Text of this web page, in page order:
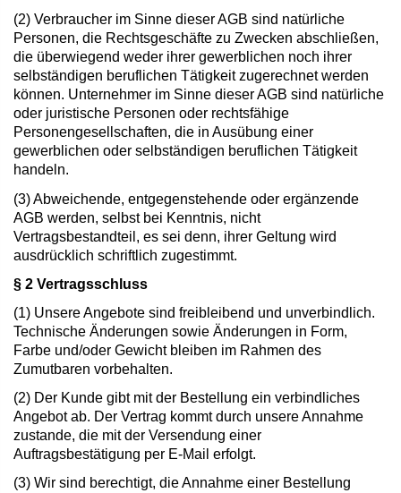
(2) Verbraucher im Sinne dieser AGB sind natürliche
Personen, die Rechtsgeschäfte zu Zwecken abschließen,
die überwiegend weder ihrer gewerblichen noch ihrer
selbständigen beruflichen Tätigkeit zugerechnet werden
können. Unternehmer im Sinne dieser AGB sind natürliche
oder juristische Personen oder rechtsfähige
Personengesellschaften, die in Ausübung einer
gewerblichen oder selbständigen beruflichen Tätigkeit
handeln.
(3) Abweichende, entgegenstehende oder ergänzende
AGB werden, selbst bei Kenntnis, nicht
Vertragsbestandteil, es sei denn, ihrer Geltung wird
ausdrücklich schriftlich zugestimmt.
§ 2 Vertragsschluss
(1) Unsere Angebote sind freibleibend und unverbindlich.
Technische Änderungen sowie Änderungen in Form,
Farbe und/oder Gewicht bleiben im Rahmen des
Zumutbaren vorbehalten.
(2) Der Kunde gibt mit der Bestellung ein verbindliches
Angebot ab. Der Vertrag kommt durch unsere Annahme
zustande, die mit der Versendung einer
Auftragsbestätigung per E-Mail erfolgt.
(3) Wir sind berechtigt, die Annahme einer Bestellung